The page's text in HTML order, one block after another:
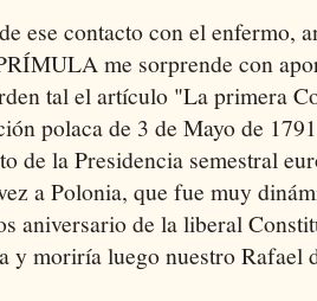
ese contacto con el enfermo,
me sorprende con
tal el artículo "La primera
polaca de 3 de Mayo de
de la Presidencia semestral
a Polonia, que fue muy
aniversario de la liberal
y moriría luego nuestro Rafael